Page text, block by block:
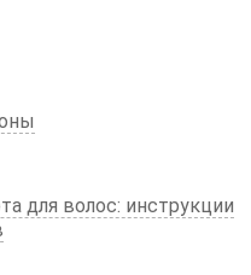
для волос: инструкции